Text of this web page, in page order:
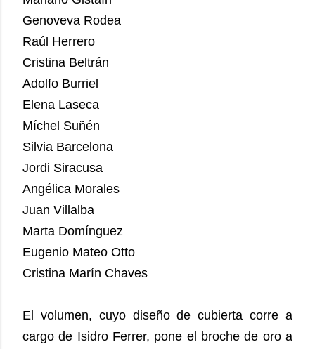
Genoveva Rodea
Raúl Herrero
Cristina Beltrán
Adolfo Burriel
Elena Laseca
Míchel Suñén
Silvia Barcelona
Jordi Siracusa
Angélica Morales
Juan Villalba
Marta Domínguez
Eugenio Mateo Otto
Cristina Marín Chaves
El volumen, cuyo diseño de cubierta corre a
cargo de Isidro Ferrer, pone el broche de oro a